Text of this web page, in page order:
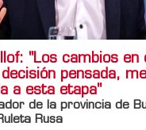
"Los cambios en
pensada,
a esta etapa"
de la provincia de
Rusa